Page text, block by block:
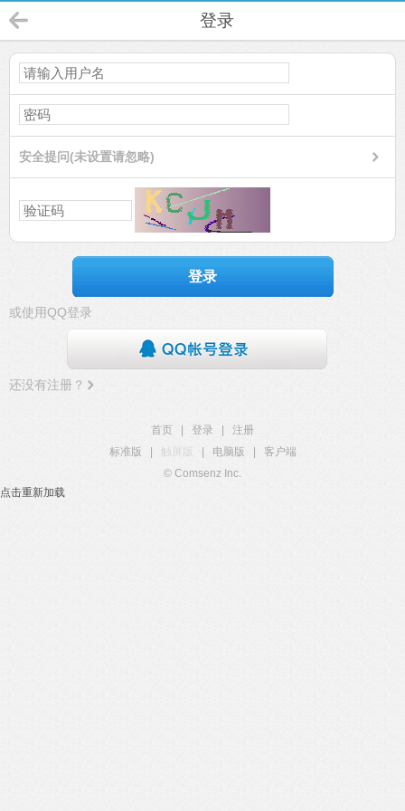
登录
安全提问(未设置请忽略)
登录
或使用QQ登录
还没有注册？
首页 登录
注册
标准版
触屏版 电脑版
客户端
© Comsenz Inc.
点击重新加载